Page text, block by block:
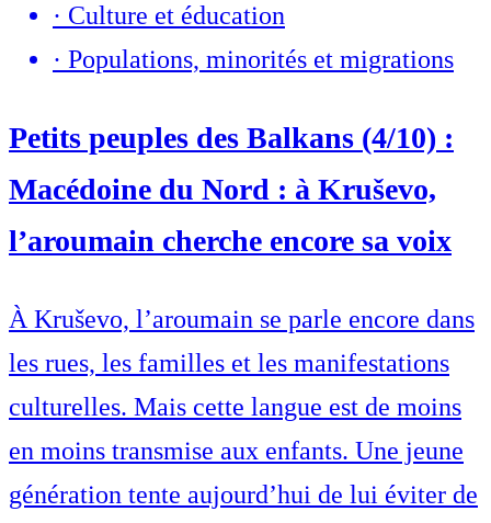
· Culture et éducation
· Populations, minorités et migrations
Petits peuples des Balkans (4/10) :
Macédoine du Nord : à Kruševo,
l’aroumain cherche encore sa voix
À Kruševo, l’aroumain se parle encore dans
les rues, les familles et les manifestations
culturelles. Mais cette langue est de moins
en moins transmise aux enfants. Une jeune
génération tente aujourd’hui de lui éviter de